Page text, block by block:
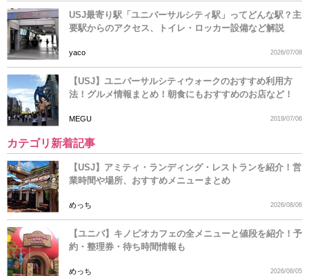
USJ最寄り駅「ユニバーサルシティ駅」ってどんな駅？主
要駅からのアクセス、トイレ・ロッカー設備など解説
yaco 2026/07/08
【USJ】ユニバーサルシティウォークのおすすめ利用方
法！グルメ情報まとめ！朝食にもおすすめのお店など！
MEGU 2019/07/06
カテゴリ新着記事
【USJ】アミティ・ランディング・レストランを紹介！営
業時間や場所、おすすめメニューまとめ
めっち 2026/08/06
【ユニバ】キノピオカフェの全メニューと値段を紹介！予
約・整理券・待ち時間情報も
めっち 2026/08/05